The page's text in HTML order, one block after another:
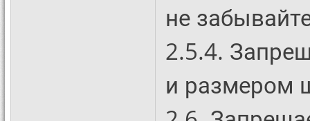
не
2.5.4.
и размером